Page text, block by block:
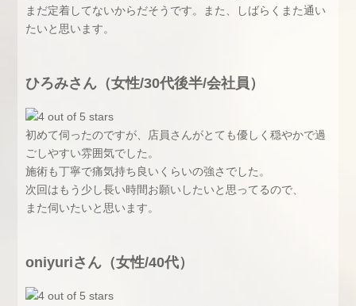
まだ定着してないからだそうです。また、しばらくまた通い
たいと思います。
ひろみさん（女性/30代後半/会社員）
初めて伺ったのですが、店員さんがとても優しく穏やかで過
ごしやすい雰囲気でした。
施術も丁寧で痛気持ち良いくらいの強さでした。
次回はもう少し長い時間お願いしたいと思ってるので、
また伺いたいと思います。
oniyuriさん（女性/40代）